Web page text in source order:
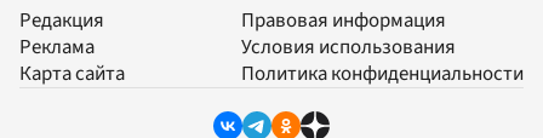
Редакция
Реклама
Карта сайта
Правовая информация
Условия использования
Политика конфиденциальности